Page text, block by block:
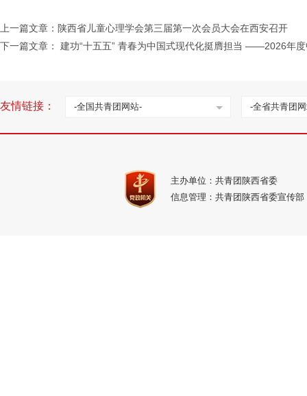
上一篇文章： 陕西省儿童心理学会第三届第一次会员大会在西安召开
下一篇文章：
建功“十五五” 青春为中国式现代化挺膺担当 ——2026年
友情链接： -全国共青团网站- -全省共青团
主办单位：共青团陕西省委
信息管理：共青团陕西省委宣传部